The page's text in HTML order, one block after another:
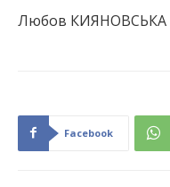
Любов КИЯНОВСЬКА
Facebook